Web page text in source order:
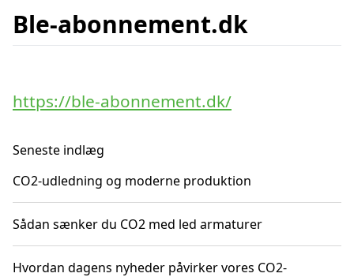
Ble-abonnement.dk
https://ble-abonnement.dk/
Seneste indlæg
CO2-udledning og moderne produktion
Sådan sænker du CO2 med led armaturer
Hvordan dagens nyheder påvirker vores CO2-